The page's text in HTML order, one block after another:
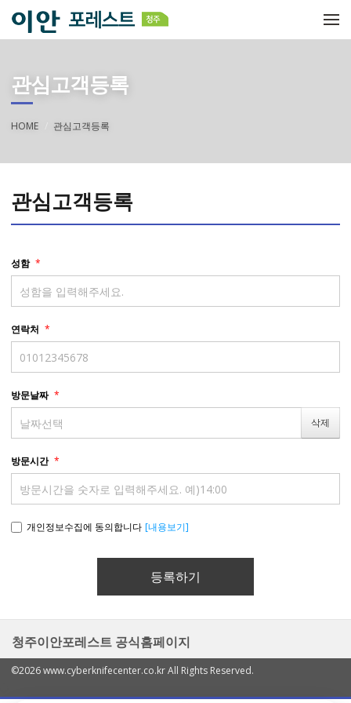
메뉴 건너뛰기
관심고객등록
HOME 관심고객등록
관심고객등록
성함 *
연락처 *
방문날짜 *
방문시간 *
개인정보수집에 동의합니다 [내용보기]
청주이안포레스트 공식홈페이지
©2026 www.cyberknifecenter.co.kr All Rights Reserved.